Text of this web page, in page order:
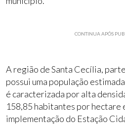
CONTINUA APÓS
A região de Santa Cecília,
possui uma população
é caracterizada por alta
158,85 habitantes por hectare
implementação do Estação